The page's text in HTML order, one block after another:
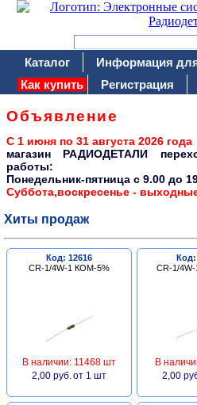
Каталог Информация
Как купить
Регистрация
Объявление
С 1 июня по 31 августа 2026 года
магазин РАДИОДЕТАЛИ
работы:
Понедельник-пятница c 9.00 до
Суббота,воскресенье -
Хиты продаж
Код: 12616
CR-1/4W-1 КОМ-5%
В наличии: 11468 шт
2,00 руб. от 1 шт
Код:
CR-1/
В
2,00